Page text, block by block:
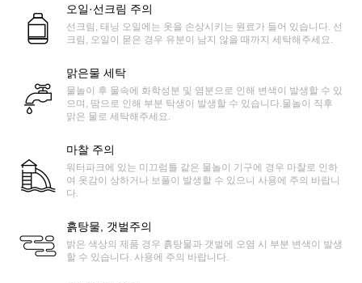
오일·선크림 주의
선크림, 태닝 오일에는 옷을 손상시키는 원료가 들어 있습니다. 선
크림, 오일이 묻은 경우 유분이 남지 않을 때까지 세탁해주세요.
맑은물 세탁
물놀이 후 물속에 화학성분 및 염분으로 인해 변색이 발생할 수 있
으며, 땀으로 인해 부분 탁생이 발생할 수 있습니다.물놀이 직후
맑은 물로 세탁해주세요.
마찰 주의
워터파크에 있는 미끄럼틀 같은 물놀이 기구에 경우 마찰로 인하
여 옷감이 상하거나 보풀이 발생할 수 있으니 사용에 주의 바랍니
다.
흙탕물, 갯벌주의
밝은 색상의 제품 경우 흙탕물과 갯벌에 오염 시 부분 변색이 발생
할 수 있습니다. 사용에 주의 바랍니다.